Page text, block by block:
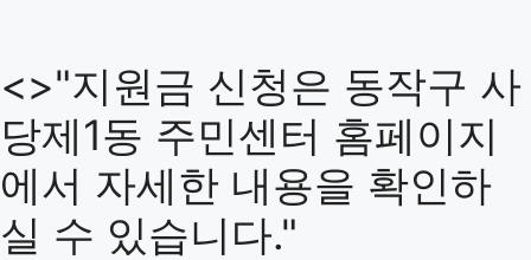
<>"지원금 신청은 동작구 사
당제1동 주민센터 홈페이지
에서 자세한 내용을 확인하
실 수 있습니다."